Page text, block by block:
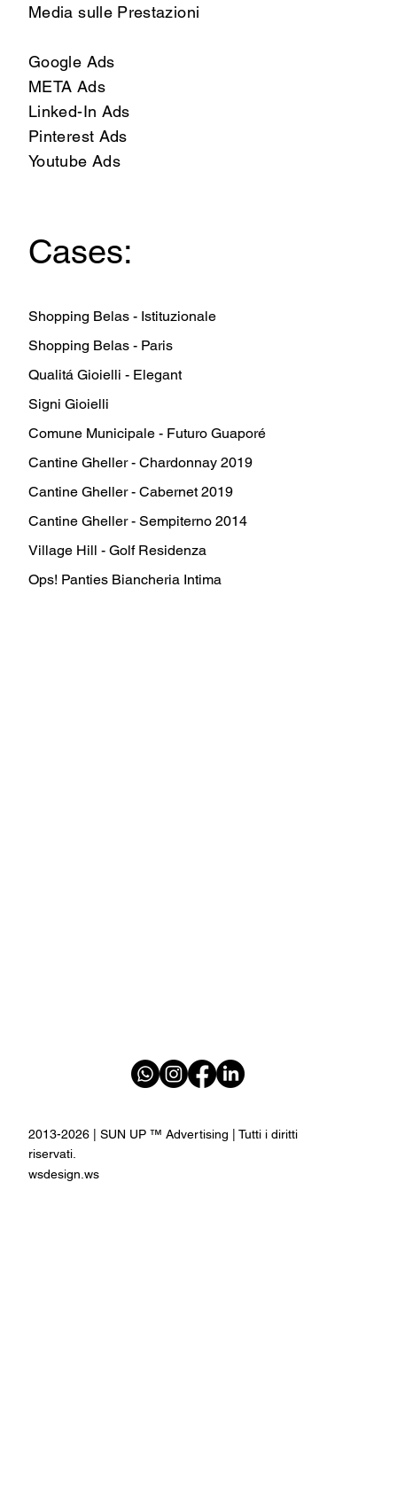
Media sulle Prestazioni
Google Ads
META Ads
Linked-In Ads
Pinterest Ads
Youtube Ads
Cases:
Shopping Belas - Istituzionale
Shopping Belas - Paris
Qualitá Gioielli - Elegant
Signi Gioielli
Comune Municipale - Futuro Guaporé
Cantine Gheller - Chardonnay 2019
Cantine Gheller - Cabernet 2019
Cantine Gheller - Sempiterno 2014
Village Hill - Golf Residenza
Ops! Panties Biancheria Intima
2013-2026 | SUN UP ™ Advertising | Tutti i diritti
riservati.
wsdesign.ws